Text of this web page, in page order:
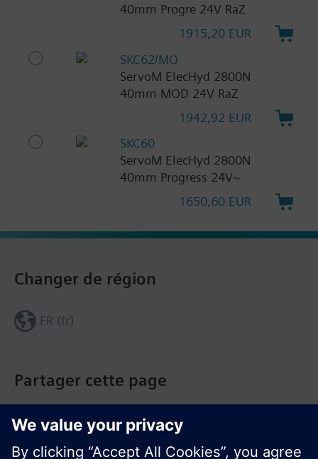
40mm Progre 24V RaZ
1915,20 EUR
SKC62/MO
ServoM ElecHyd 2800N
40mm MOD 24V RaZ
1942,92 EUR
SKC60
ServoM ElecHyd 2800N
40mm Progress 24V~
1650,60 EUR
Partager cette page
Changer de région
FR (fr)